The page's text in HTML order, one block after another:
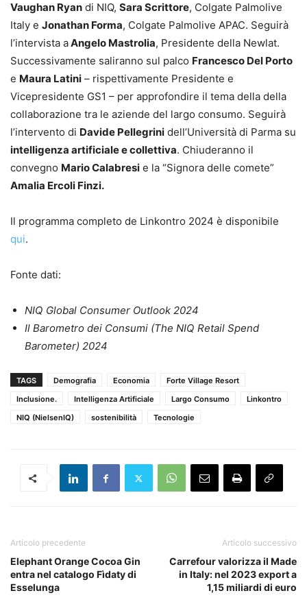
Vaughan Ryan di NIQ, Sara Scrittore, Colgate Palmolive
Italy e Jonathan Forma, Colgate Palmolive APAC. Seguirà
l’intervista aAngelo Mastrolia, Presidente della Newlat.
Successivamente saliranno sul palco Francesco Del Porto
e Maura Latini – rispettivamente Presidente e
Vicepresidente GS1 – per approfondire il tema della della
collaborazione tra le aziende del largo consumo. Seguirà
l’intervento di Davide Pellegrini dell’Università di Parma su
intelligenza artificiale e collettiva. Chiuderanno il
convegno Mario Calabresi e la “Signora delle comete”
Amalia Ercoli Finzi.
Il programma completo de Linkontro 2024 è disponibile
qui.
Fonte dati:
NIQ Global Consumer Outlook 2024
Il Barometro dei Consumi (The NIQ Retail Spend
Barometer) 2024
TAGS Demografia Economia
Forte Village Resort
Inclusione.
Intelligenza Artificiale Largo Consumo
Linkontro
NIQ (NielsenIQ)
sostenibilità Tecnologie
Articolo precedente
Elephant Orange Cocoa Gin
entra nel catalogo Fìdaty di
Esselunga
Articolo successivo
Carrefour valorizza il Made
in Italy: nel 2023 export a
1,15 miliardi di euro